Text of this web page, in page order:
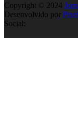
Copyright © 2024
Desenvolvido por
Social: